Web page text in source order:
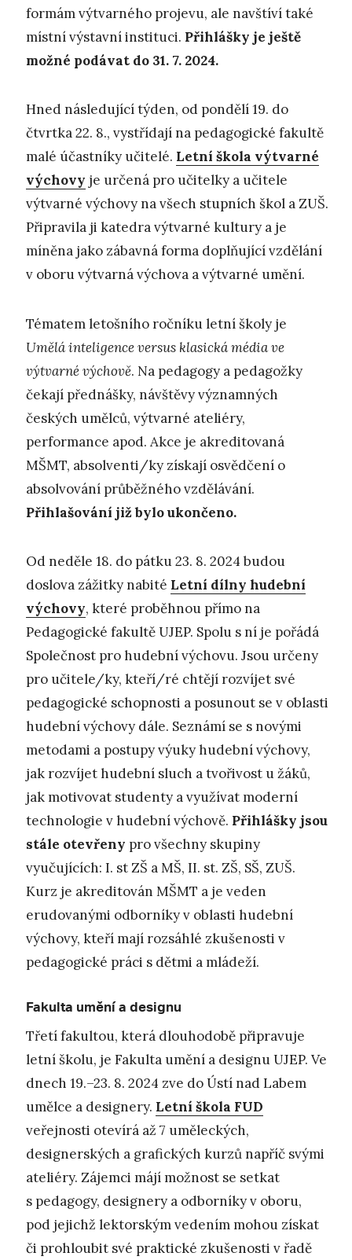
formám výtvarného projevu, ale navštíví také
místní výstavní instituci. Přihlášky je ještě
možné podávat do 31. 7. 2024.
Hned následující týden, od pondělí 19. do
čtvrtka 22. 8., vystřídají na pedagogické fakultě
malé účastníky učitelé. Letní škola výtvarné
výchovy je určená pro učitelky a učitele
výtvarné výchovy na všech stupních škol a ZUŠ.
Připravila ji katedra výtvarné kultury a je
míněna jako zábavná forma doplňující vzdělání
v oboru výtvarná výchova a výtvarné umění.
Tématem letošního ročníku letní školy je
Umělá inteligence versus klasická média ve
výtvarné výchově. Na pedagogy a pedagožky
čekají přednášky, návštěvy významných
českých umělců, výtvarné ateliéry,
performance apod. Akce je akreditovaná
MŠMT, absolventi/ky získají osvědčení o
absolvování průběžného vzdělávání.
Přihlašování již bylo ukončeno.
Od neděle 18. do pátku 23. 8. 2024 budou
doslova zážitky nabité Letní dílny hudební
výchovy, které proběhnou přímo na
Pedagogické fakultě UJEP. Spolu s ní je pořádá
Společnost pro hudební výchovu. Jsou určeny
pro učitele/ky, kteří/ré chtějí rozvíjet své
pedagogické schopnosti a posunout se v oblasti
hudební výchovy dále. Seznámí se s novými
metodami a postupy výuky hudební výchovy,
jak rozvíjet hudební sluch a tvořivost u žáků,
jak motivovat studenty a využívat moderní
technologie v hudební výchově. Přihlášky jsou
stále otevřeny pro všechny skupiny
vyučujících: I. st ZŠ a MŠ, II. st. ZŠ, SŠ, ZUŠ.
Kurz je akreditován MŠMT a je veden
erudovanými odborníky v oblasti hudební
výchovy, kteří mají rozsáhlé zkušenosti v
pedagogické práci s dětmi a mládeží.
Fakulta umění a designu
Třetí fakultou, která dlouhodobě připravuje
letní školu, je Fakulta umění a designu UJEP. Ve
dnech 19.–23. 8. 2024 zve do Ústí nad Labem
umělce a designery. Letní škola FUD
veřejnosti otevírá až 7 uměleckých,
designerských a grafických kurzů napříč svými
ateliéry. Zájemci májí možnost se setkat
s pedagogy, designery a odborníky v oboru,
pod jejichž lektorským vedením mohou získat
či prohloubit své praktické zkušenosti v řadě